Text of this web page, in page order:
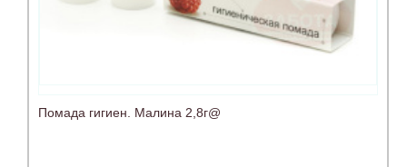
Помада гигиен. Малина 2,8г@